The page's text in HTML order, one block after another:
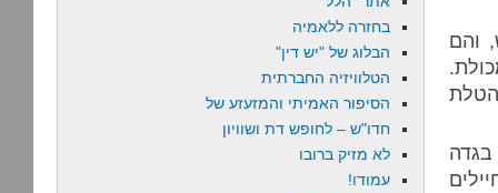
והם
בחזרה ללאמיה
הבלוג של "יש דין"
הטלוויזיה החברתית
הסיפור האמיתי והמזעזע של
חדו"ש – לחופש דת ושוויון
לא מזיק ברובו
עמודו!